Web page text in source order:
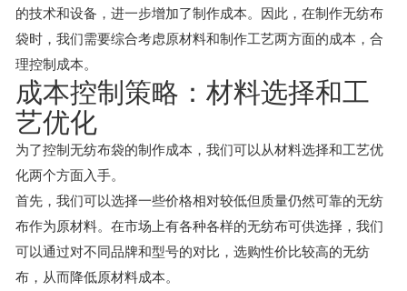
的技术和设备，进一步增加了制作成本。因此，在制作无纺布
袋时，我们需要综合考虑原材料和制作工艺两方面的成本，合
理控制成本。
成本控制策略：材料选择和工
艺优化
为了控制无纺布袋的制作成本，我们可以从材料选择和工艺优
化两个方面入手。
首先，我们可以选择一些价格相对较低但质量仍然可靠的无纺
布作为原材料。在市场上有各种各样的无纺布可供选择，我们
可以通过对不同品牌和型号的对比，选购性价比较高的无纺
布，从而降低原材料成本。